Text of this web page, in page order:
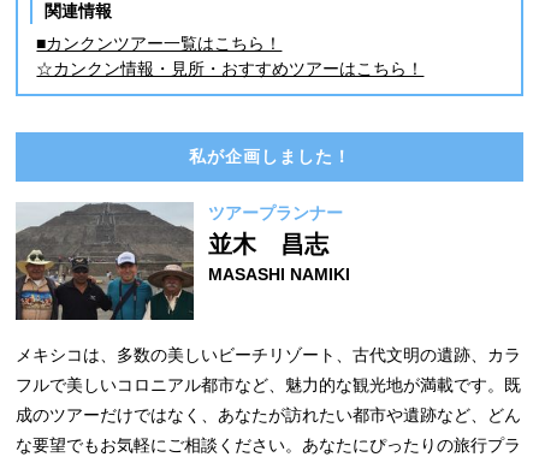
関連情報
■カンクンツアー一覧はこちら！
☆カンクン情報・見所・おすすめツアーはこちら！
私が企画しました！
ツアープランナー
並木 昌志
MASASHI NAMIKI
メキシコは、多数の美しいビーチリゾート、古代文明の遺跡、カラ
フルで美しいコロニアル都市など、魅力的な観光地が満載です。既
成のツアーだけではなく、あなたが訪れたい都市や遺跡など、どん
な要望でもお気軽にご相談ください。あなたにぴったりの旅行プラ